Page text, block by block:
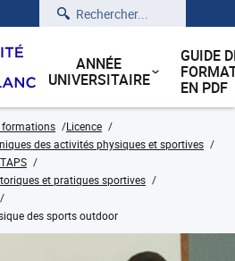
Rechercher
ANNÉE
UNIVERSITAIRE
GUIDE
EN PDF
formations
Licence
des activités physiques et sportives
et pratiques sportives
des sports outdoor